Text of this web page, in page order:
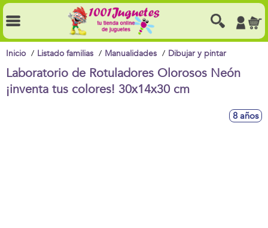
Inicio Listado familias Manualidades Dibujar y pintar
Laboratorio de Rotuladores Olorosos Neón
¡inventa tus colores! 30x14x30 cm
8 años